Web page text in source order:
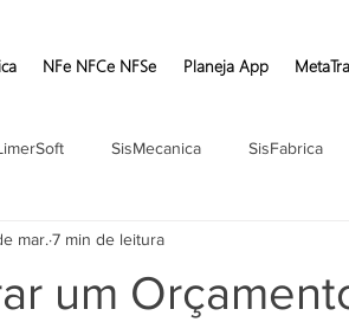
NFe NFCe NFSe Planeja App
SisMecanica SisFabrica
um
mar.7 min de leitura